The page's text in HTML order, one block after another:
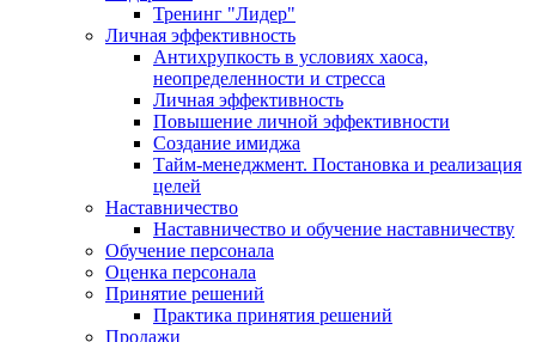
Тренинг "Лидер"
Личная эффективность
Антихрупкость в условиях хаоса,
неопределенности и стресса
Личная эффективность
Повышение личной эффективности
Создание имиджа
Тайм-менеджмент. Постановка и реализация
целей
Наставничество
Наставничество и обучение наставничеству
Обучение персонала
Оценка персонала
Принятие решений
Практика принятия решений
Продажи